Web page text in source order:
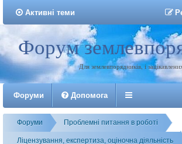
Активні теми Р
Реєстрація
Форум
Для землевпорядників, і
Форуми Допомога
Форуми Проблемні питання в роботі
Ліцензування, експертиза, оціночна діяльність